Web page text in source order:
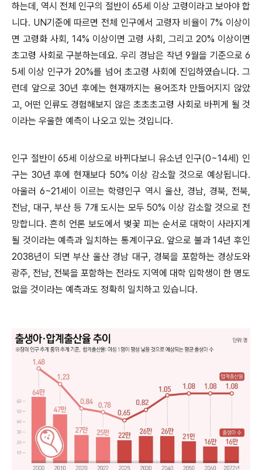
하는데 , 역시 전체 인구의 절반이 65세 이상 고령이라고 보아야 합
니다. UN기준에 따르면 전체 인구에서 고령자 비율이 7% 이상이
면 고령화 사회 , 14% 이상이면 고령 사회 ,그리고20% 이상이면
초고령 사회로 구분하는데요. 우리 경남은 작년 9월을 기준으로 6
5세 이상 인구가20%를 넘어 초고령 사회에 진입하였습니다. 그
런데 앞으로30년 후에는 현재까지는 용어조차 만들어지지 않았
고,어떤 인류도 경험해보지 않은 초초초고령 사회로 바뀌게 될 것
이라는 우울한 예측이 나오고 있는 것입니다.
인구 절반이65세 이상으로 바뀌다보니 유소년 인구(0~14세 ) 인
구는 30년 후에 현재보다 50% 이상 감소할 것으로 예상됩니다.
아울러6~21세이 이르는 학령인구 역시 울산, 경남, 경북, 전북,
전남, 대구,부산 등 7개 도시는 모두50% 이상 감소할 것으로 전
망합니다. 흔히 언론 보도에서 벚꽃 피는 순서로 대학이 사라지게
될 것이라는 예측과 일치하는 통계이구요.앞으로 불과14년 후인
2038년이 되면 부산 울산 경남 대구, 경북을 포함하는 경상도와
광주, 전남, 전북을 포함하는 전라도 지역에 대학 입학생이 한 명도
없을 것이라는 예측과도 정확히 일치하고 있습니다.